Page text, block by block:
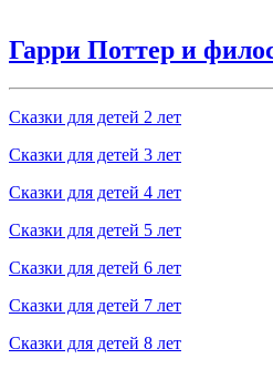
Гарри Поттер и
Сказки для детей 2 лет
Сказки для детей 3 лет
Сказки для детей 4 лет
Сказки для детей 5 лет
Сказки для детей 6 лет
Сказки для детей 7 лет
Сказки для детей 8 лет